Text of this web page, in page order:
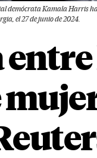
demócrata Kamala Harris
el 27 de junio de 2024.